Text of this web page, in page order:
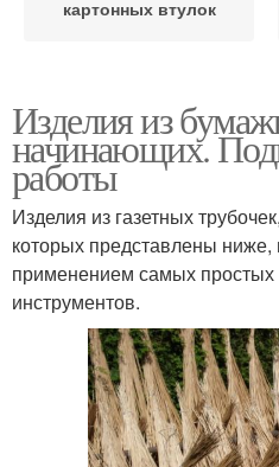
картонных втулок
Изделия из
начинающих.
работы
Изделия из газетных
которых представлены ниже,
применением самых
инструментов.